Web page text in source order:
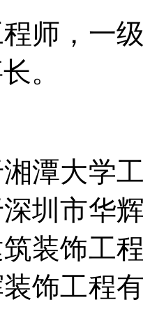
师，一
。
潭大学
圳市华
装饰工
饰工程